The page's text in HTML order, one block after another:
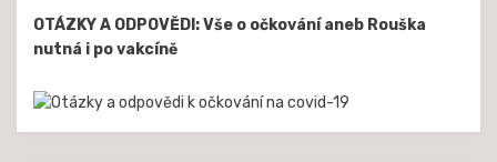
OTÁZKY A ODPOVĚDI: Vše o očkování aneb Rouška
nutná i po vakcíně